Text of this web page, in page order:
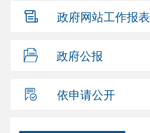
政府网站工作报表
政府公报
依申请公开